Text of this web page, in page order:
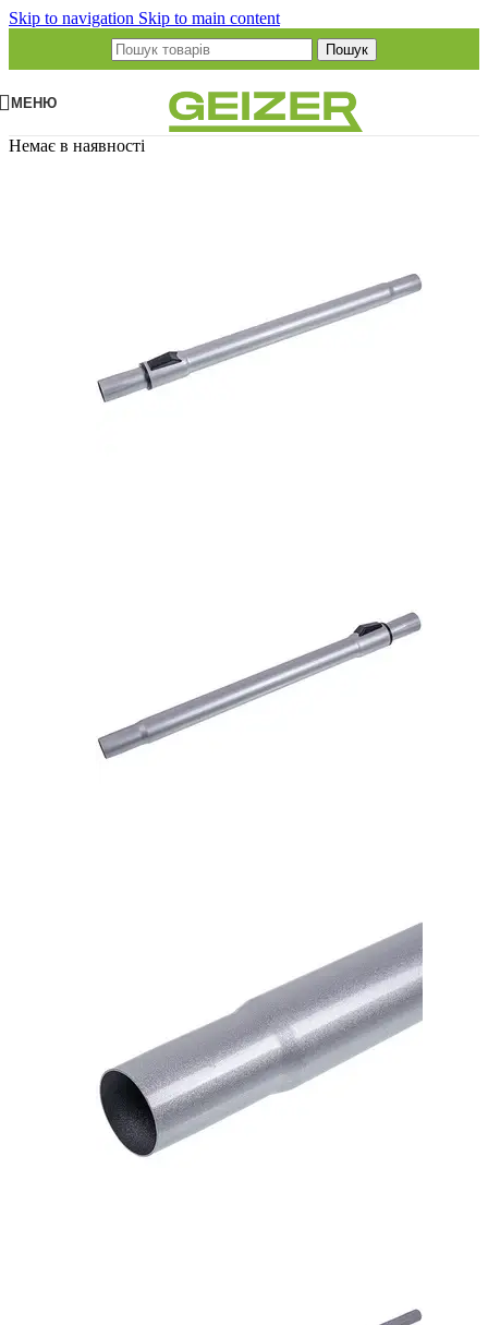
Skip to navigation Skip to main content
Пошук
МЕНЮ
Немає в наявності